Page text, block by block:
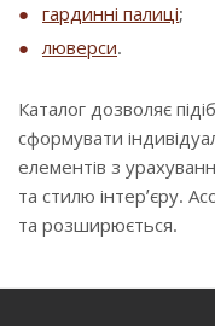
гардинні палиці;
люверси.
Каталог дозволяє
сформувати
елементів з
та стилю інтер’єру.
та розширюється.